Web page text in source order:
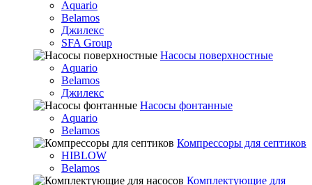
Aquario
Belamos
Джилекс
SFA Group
Насосы поверхностные
Aquario
Belamos
Джилекс
Насосы фонтанные
Aquario
Belamos
Компрессоры для септиков
HIBLOW
Belamos
Комплектующие для